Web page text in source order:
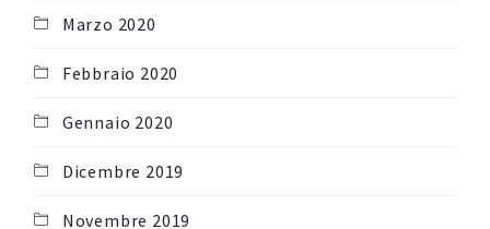
Marzo 2020
Febbraio 2020
Gennaio 2020
Dicembre 2019
Novembre 2019